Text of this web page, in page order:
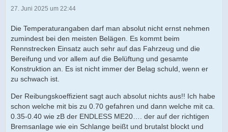
27. Juni 2025 um 22:44
Die Temperaturangaben darf man absolut nicht ernst nehmen
zumindest bei den meisten Belägen. Es kommt beim
Rennstrecken Einsatz auch sehr auf das Fahrzeug und die
Bereifung und vor allem auf die Belüftung und gesamte
Konstruktion an. Es ist nicht immer der Belag schuld, wenn er
zu schwach ist.
Der Reibungskoeffizient sagt auch absolut nichts aus!! Ich habe
schon welche mit bis zu 0.70 gefahren und dann welche mit ca.
0.35-0.40 wie zB der ENDLESS ME20…. der auf der richtigen
Bremsanlage wie ein Schlange beißt und brutalst blockt und